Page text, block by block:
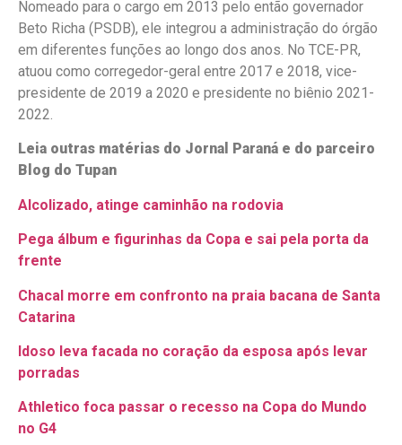
Nomeado para o cargo em 2013 pelo então governador
Beto Richa (PSDB), ele integrou a administração do órgão
em diferentes funções ao longo dos anos. No TCE-PR,
atuou como corregedor-geral entre 2017 e 2018, vice-
presidente de 2019 a 2020 e presidente no biênio 2021-
2022.
Leia outras matérias do Jornal Paraná e do parceiro
Blog do Tupan
Alcolizado, atinge caminhão na rodovia
Pega álbum e figurinhas da Copa e sai pela porta da
frente
Chacal morre em confronto na praia bacana de Santa
Catarina
Idoso leva facada no coração da esposa após levar
porradas
Athletico foca passar o recesso na Copa do Mundo
no G4